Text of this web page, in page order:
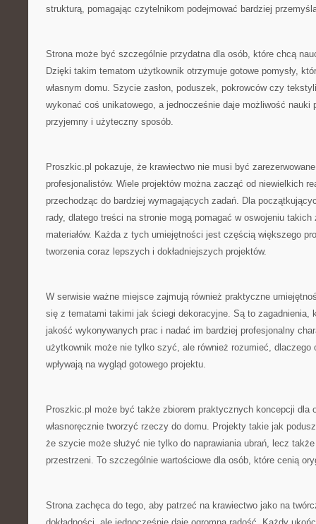
strukturą, pomagając czytelnikom podejmować bardziej
Strona może być szczególnie przydatna dla osób, które chcą
Dzięki takim tematom użytkownik otrzymuje gotowe pomysły,
własnym domu. Szycie zasłon, poduszek, pokrowców czy
wykonać coś unikatowego, a jednocześnie daje możliwość nauki
przyjemny i użyteczny sposób.
Proszkic.pl pokazuje, że krawiectwo nie musi być
profesjonalistów. Wiele projektów można zacząć od niewielkich
przechodząc do bardziej wymagających zadań. Dla
rady, dlatego treści na stronie mogą pomagać w oswojeniu takich
materiałów. Każda z tych umiejętności jest częścią większego
tworzenia coraz lepszych i dokładniejszych projektów.
W serwisie ważne miejsce zajmują również praktyczne
się z tematami takimi jak ściegi dekoracyjne. Są to zagadnienia,
jakość wykonywanych prac i nadać im bardziej profesjonalny
użytkownik może nie tylko szyć, ale również rozumieć, dlaczego
wpływają na wygląd gotowego projektu.
Proszkic.pl może być także zbiorem praktycznych koncepcji dla
własnoręcznie tworzyć rzeczy do domu. Projekty takie jak
że szycie może służyć nie tylko do naprawiania ubrań, lecz
przestrzeni. To szczególnie wartościowe dla osób, które cenią
Strona zachęca do tego, aby patrzeć na krawiectwo jako na